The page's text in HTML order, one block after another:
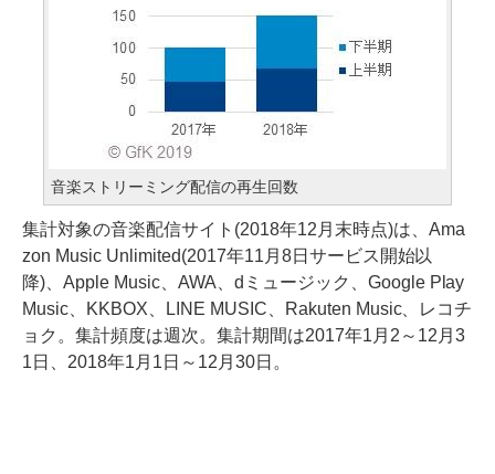
音楽ストリーミング配信の再生回数
集計対象の音楽配信サイト(2018年12月末時点)は、Ama
zon Music Unlimited(2017年11月8日サービス開始以
降)、Apple Music、AWA、dミュージック、Google Play
Music、KKBOX、LINE MUSIC、Rakuten Music、レコチ
ョク。集計頻度は週次。集計期間は2017年1月2～12月3
1日、2018年1月1日～12月30日。